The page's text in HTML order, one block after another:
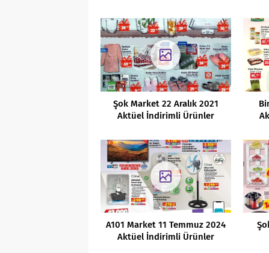
Şok Market 22 Aralık 2021
Aktüel İndirimli Ürünler
A101 Market 11 Temmuz 2024
Aktüel İndirimli Ürünler